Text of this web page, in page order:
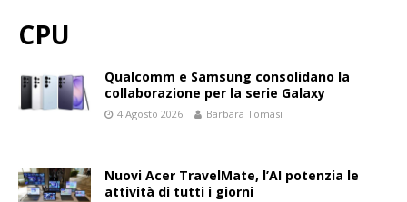
CPU
Qualcomm e Samsung consolidano la
collaborazione per la serie Galaxy
4 Agosto 2026 Barbara Tomasi
Nuovi Acer TravelMate, l’AI potenzia le
attività di tutti i giorni